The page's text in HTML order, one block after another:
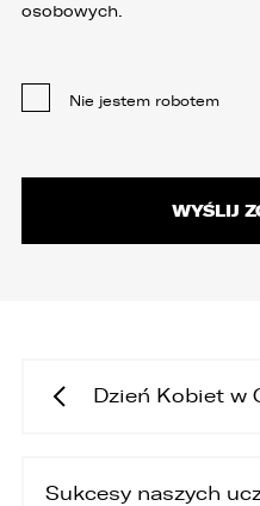
osobowych.
Nie jestem robotem
Dzień Kobiet w
Sukcesy naszych